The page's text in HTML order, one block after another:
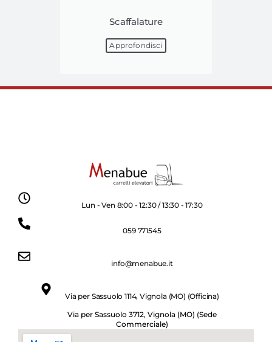
Scaffalature
Approfondisci
Lun - Ven 8:00 - 12:30 / 13:30 - 17:30
059 771545
info@menabue.it
Via per Sassuolo 1114, Vignola (MO) (Officina)
Via per Sassuolo 3712, Vignola (MO) (Sede
Commerciale)